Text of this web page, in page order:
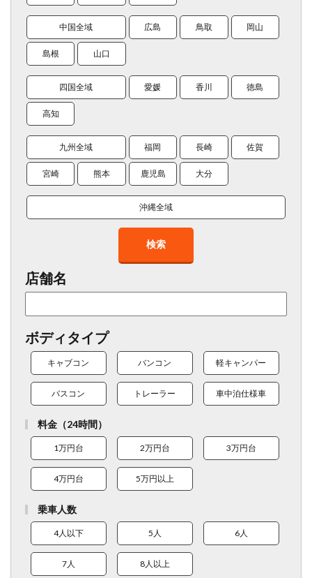
中国全域 広島 鳥取 岡山
島根 山口
四国全域 愛媛 香川 徳島
高知
九州全域 福岡 長崎 佐賀
宮崎 熊本 鹿児島 大分
沖縄全域
検索
店舗名
ボディタイプ
キャブコン バンコン 軽キャンパー
バスコン トレーラー 車中泊仕様車
料金（24時間）
1万円台 2万円台 3万円台
4万円台 5万円以上
乗車人数
4人以下 5人 6人
7人 8人以上